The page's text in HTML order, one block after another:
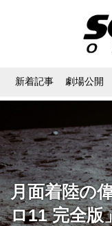
新着記事 劇場公開
月面着陸の
ロ11 完全版